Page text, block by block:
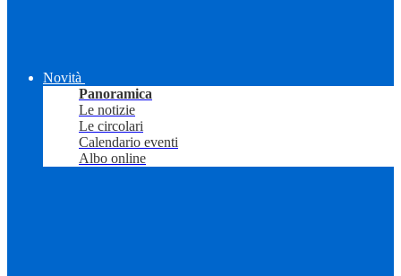
Novità
Panoramica
Le notizie
Le circolari
Calendario eventi
Albo online